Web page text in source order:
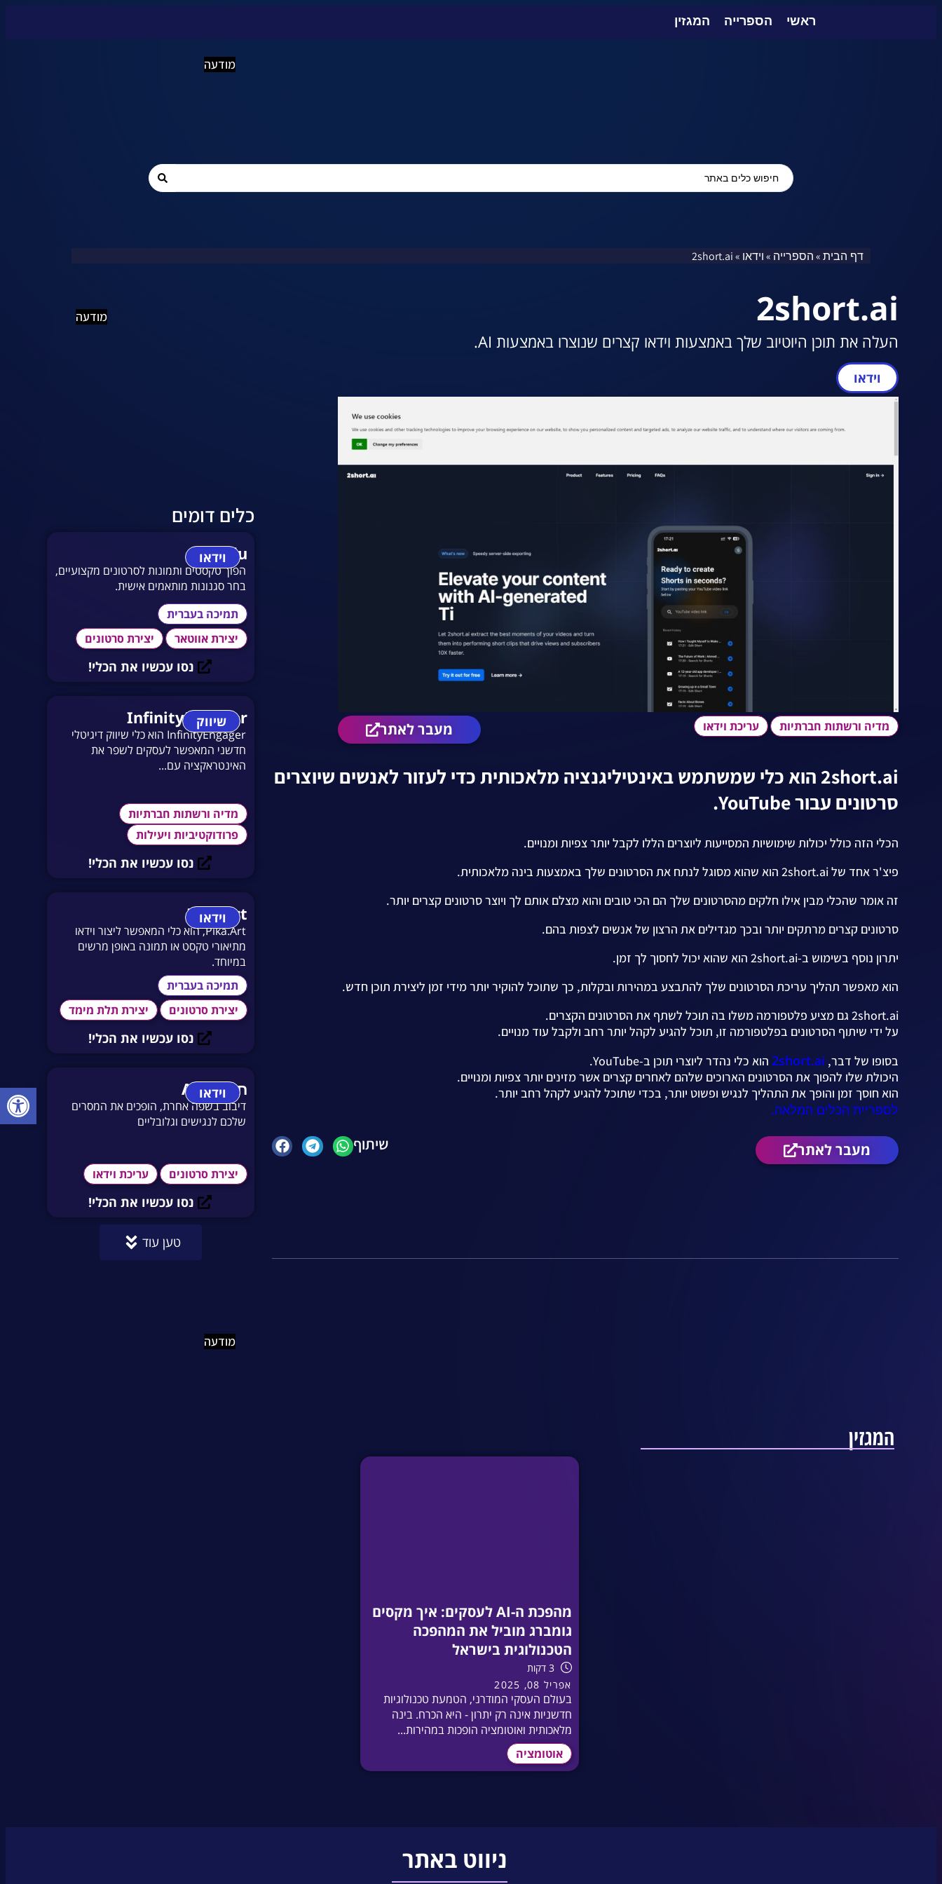
ראשי הספרייה המגזין
מודעה
דף הבית»הספרייה »וידאו »
2short.ai
2short.ai
העלה את תוכן היוטיוב שלך באמצעות וידאו קצרים שנוצרו באמצעות AI.
וידאו
מעבר לאתר הכלי
מדיה ורשתות חברתיות עריכת וידאו מעבר לאתר
2short.ai הוא כלי שמשתמש באינטיליגנציה מלאכותית כדי לעזור לאנשים שיוצרים
סרטונים עבור YouTube.
הכלי הזה כולל יכולות שימושיות המסייעות ליוצרים הללו לקבל יותר צפיות ומנויים.
פיצ'ר אחד של 2short.ai הוא שהוא מסוגל לנתח את הסרטונים שלך באמצעות בינה מלאכותית.
זה אומר שהכלי מבין אילו חלקים מהסרטונים שלך הם הכי טובים והוא מצלם אותם לך ויוצר סרטונים קצרים יותר.
סרטונים קצרים מרתקים יותר ובכך מגדילים את הרצון של אנשים לצפות בהם.
יתרון נוסף בשימוש ב-2short.ai הוא שהוא יכול לחסוך לך זמן.
הוא מאפשר תהליך עריכת הסרטונים שלך להתבצע במהירות ובקלות, כך שתוכל להוקיר יותר מידי זמן ליצירת תוכן חדש.
2short.ai גם מציע פלטפורמה משלו בה תוכל לשתף את הסרטונים הקצרים.
על ידי שיתוף הסרטונים בפלטפורמה זו, תוכל להגיע לקהל יותר רחב ולקבל עוד מנויים.
בסופו של דבר, 2short.ai הוא כלי נהדר ליוצרי תוכן ב-YouTube.
היכולת שלו להפוך את הסרטונים הארוכים שלהם לאחרים קצרים אשר מזינים יותר צפיות ומנויים.
הוא חוסך זמן והופך את התהליך לנגיש ופשוט יותר, בכדי שתוכל להגיע לקהל רחב יותר.
לספריית הכלים המלאה.
מעבר לאתר שיתוף
מודעה
כלים דומים
וידאוvidu
הפוך טקסטים ותמונות לסרטונים מקצועיים,
בחר סגנונות מותאמים אישית.
תמיכה בעברית
יצירת אווטאר
יצירת סרטונים
נסו עכשיו את הכלי!
שיווק
InfinityEngager
InfinityEngager הוא כלי שיווק דיגיטלי
חדשני המאפשר לעסקים לשפר את
האינטראקציה עם...
מדיה ורשתות חברתיות
פרודוקטיביות ויעילות
נסו עכשיו את הכלי!
וידאו
Pika art
Pika.Art, הוא כלי המאפשר ליצור וידאו
מתיאורי טקסט או תמונה באופן מרשים
במיוחד.
תמיכה בעברית
יצירת סרטונים
יצירת תלת מימד
נסו עכשיו את הכלי!
וידאו
חרבות AI
דיבוב בשפה אחרת, הופכים את המסרים
שלכם לנגישים וגלובליים
יצירת סרטונים עריכת וידאו
נסו עכשיו את הכלי!
טען עוד
מודעה
המגזין
מהפכת ה-AI לעסקים: איך מקסים
גומברג מוביל את המהפכה
הטכנולוגית בישראל
3 דקות
אפריל 08, 2025
בעולם העסקי המודרני, הטמעת טכנולוגיות
חדשניות אינה רק יתרון - היא הכרח. בינה
מלאכותית ואוטומציה הופכות במהירות...
אוטומציה
ניווט באתר
פתח